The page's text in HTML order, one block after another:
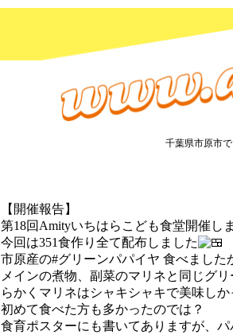
千葉県市原市
【開催報告】
第18回Amityいちはらこども食堂開催し
今回は351食作り全て配布しました
市原産の#グリーンパパイヤ 食べました
メインの煮物、副菜のマリネと同じグ
らかくマリネはシャキシャキで美味し
初めて食べた方も多かったのでは？
食育ポスターにも書いてありますが、